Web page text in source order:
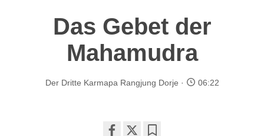
Das Gebet der
Mahamudra
Der Dritte Karmapa Rangjung Dorje 06:22